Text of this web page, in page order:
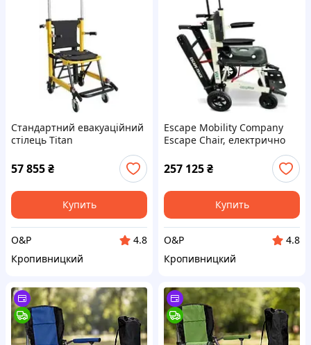
Стандартний евакуаційний
стілець Titan
57 855₴
Купить
O&P
4.8
Кропивницкий
Escape Mobility Company
Escape Chair, електрично
крісло з приводом Volt,
вантажопідйомність до 254
кг
257 125₴
Купить
O&P
4.8
Кропивницкий